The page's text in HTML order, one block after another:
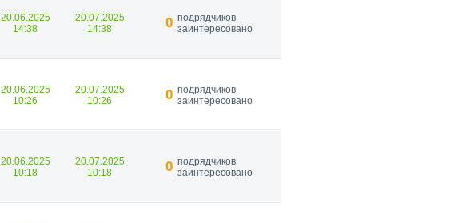
20.06.2025
14:38
20.07.2025
14:38
0 подрядчиков
заинтересовано
20.06.2025
10:26
20.07.2025
10:26
0 подрядчиков
заинтересовано
20.06.2025
10:18
20.07.2025
10:18
0 подрядчиков
заинтересовано